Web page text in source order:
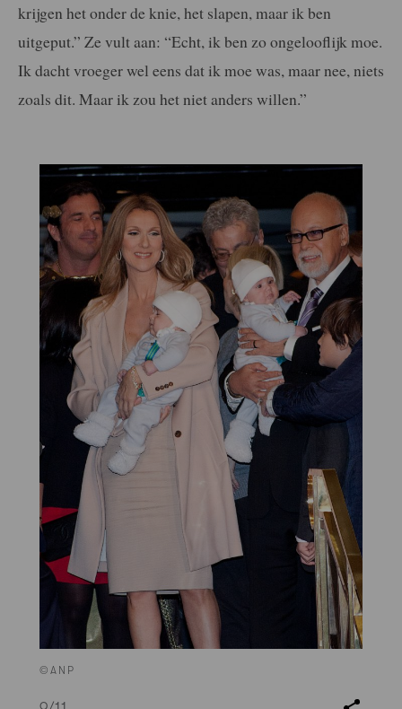
krijgen het onder de knie, het slapen, maar ik ben
uitgeput.” Ze vult aan: “Echt, ik ben zo ongelooflijk moe.
Ik dacht vroeger wel eens dat ik moe was, maar nee, niets
zoals dit. Maar ik zou het niet anders willen.”
©ANP